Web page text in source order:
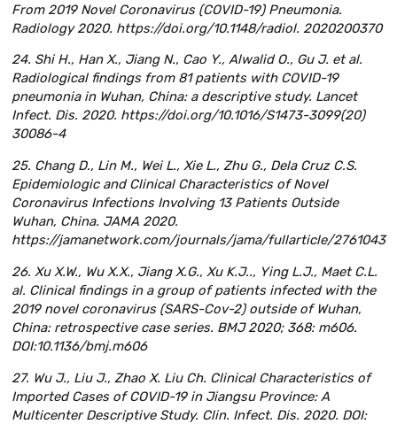
From 2019 Novel Coronavirus (COVID-19) Pneumonia.
Radiology 2020. https://doi.org/10.1148/radiol. 2020200370
24. Shi H., Han X., Jiang N., Cao Y., Alwalid O., Gu J. et al.
Radiological findings from 81 patients with COVID-19
pneumonia in Wuhan, China: a descriptive study. Lancet
Infect. Dis. 2020. https://doi.org/10.1016/S1473-3099(20)
30086-4
25. Chang D., Lin M., Wei L., Xie L., Zhu G., Dela Cruz C.S.
Epidemiologic and Clinical Characteristics of Novel
Coronavirus Infections Involving 13 Patients Outside
Wuhan, China. JAMA 2020.
https://jamanetwork.com/journals/jama/fullarticle/2761043
26. Xu X.W., Wu X.X., Jiang X.G., Xu K.J.., Ying L.J., Maet C.L.
al. Clinical findings in a group of patients infected with the
2019 novel coronavirus (SARS-Cov-2) outside of Wuhan,
China: retrospective case series. BMJ 2020; 368: m606.
DOI:10.1136/bmj.m606
27. Wu J., Liu J., Zhao X. Liu Ch. Clinical Characteristics of
Imported Cases of COVID-19 in Jiangsu Province: A
Multicenter Descriptive Study. Clin. Infect. Dis. 2020. DOI: